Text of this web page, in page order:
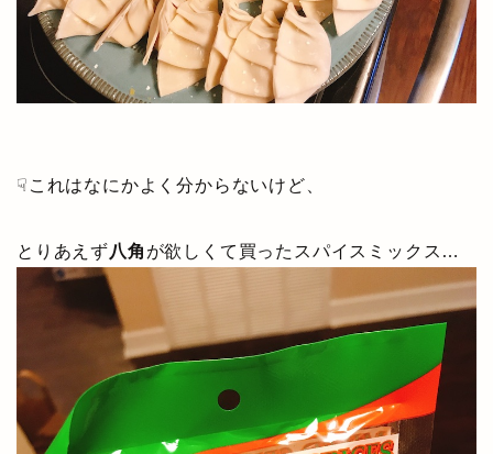
☟これはなにかよく分からないけど、
とりあえず八角 が欲しくて買ったスパイスミックス…